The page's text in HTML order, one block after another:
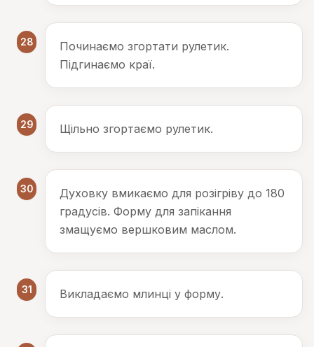
28
Починаємо згортати рулетик.
Підгинаємо краї.
29 Щільно згортаємо рулетик.
30
Духовку вмикаємо для розігріву до 180
градусів. Форму для запікання
змащуємо вершковим маслом.
31 Викладаємо млинці у форму.